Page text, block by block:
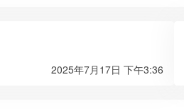
2025年7月17日 下午3:36